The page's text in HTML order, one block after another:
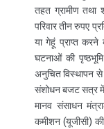
तहत ग्रामीण तथा
परिवार तीन रुपए
या गेहूं प्राप्त करने
घटनाओं की
अनुचित विस्थापन
संशोधन बजट सत्र में
मानव संसाधन
कमीशन (यूजीसी)